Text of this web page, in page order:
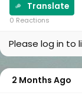
Translate
0 Reactions
Please log in to
2 Months Ago